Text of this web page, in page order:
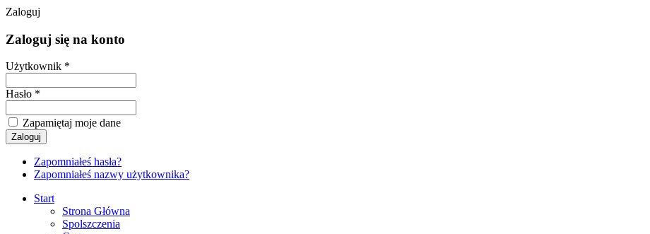
Zaloguj
Zaloguj się na konto
Użytkownik *
Hasło *
Zapamiętaj moje dane
Zapomniałeś hasła?
Zapomniałeś nazwy użytkownika?
Start
Strona Główna
Spolszczenia